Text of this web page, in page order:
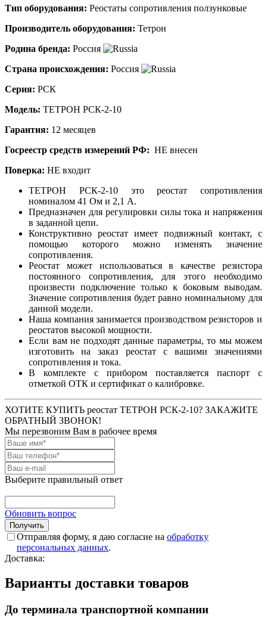
Тип оборудования: Реостаты сопротивления ползунковые
Производитель оборудования: Тетрон
Родина бренда: Россия
Страна происхождения: Россия
Серия: РСК
Модель: ТЕТРОН РСК-2-10
Гарантия: 12 месяцев
Госреестр средств измерений РФ: НЕ внесен
Поверка: НЕ входит
ТЕТРОН РСК-2-10 это реостат сопротивления
номиналом 41 Ом и 2,1 А.
Предназначен для регулировки силы тока и напряжения
в заданной цепи.
Конструктивно реостат имеет подвижный контакт, с
помощью которого можно изменять значение
сопротивления.
Реостат может использоваться в качестве резистора
постоянного сопротивления, для этого необходимо
произвести подключение только к боковым выводам.
Значение сопротивления будет равно номинальному для
данной модели.
Наша компания занимается производством резисторов и
реостатов высокой мощности.
Если вам не подходят данные параметры, то мы можем
изготовить на заказ реостат с вашими значениями
сопротивления и тока.
В комплекте с прибором поставляется паспорт с
отметкой ОТК и сертификат о калибровке.
ХОТИТЕ КУПИТЬ реостат ТЕТРОН РСК-2-10? ЗАКАЖИТЕ
ОБРАТНЫЙ ЗВОНОК!
Мы перезвоним Вам в рабочее время
Выберите правильный ответ
Обновить вопрос
Отправляя форму, я даю согласие на обработку
персональных данных.
Доставка:
Варианты доставки товаров
До терминала транспортной компании